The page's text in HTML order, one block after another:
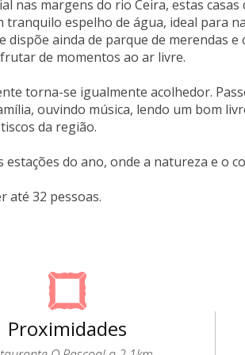
nas margens do rio Ceira, estas
espelho de água, ideal para
dispõe ainda de parque de merendas
de momentos ao ar livre.
torna-se igualmente acolhedor.
ouvindo música, lendo um bom
da região.
do ano, onde a natureza e o
até 32 pessoas.
Proximidades